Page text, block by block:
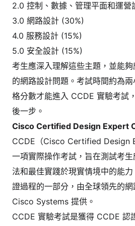
2.0 控制、數據、管理平面和運營
3.0 網路設計 (30%)
4.0 服務設計 (15%)
5.0 安全設計 (15%)
考生應深入理解這些主題，並能
的網路設計問題。考試時間約為
格分數才能進入 CCDE 實驗考試
後一步。
Cisco Certified Design Expert
CCDE（Cisco Certified Design
一項實際操作考試，旨在測試考
法和最佳實踐於現實情境中的能
證過程的一部分，由全球領先的
Cisco Systems 提供。
CCDE 實驗考試是獲得 CCDE 認